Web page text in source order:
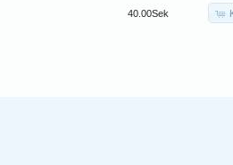
40.00Sek